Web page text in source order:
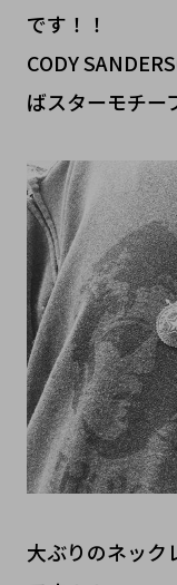
です！！
CODY
ばスターモチー
大ぶりのネック